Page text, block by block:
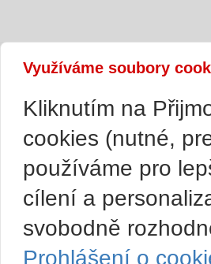
Využíváme soubory
Kliknutím na
cookies (nutné,
používáme pro
cílení a
svobodně
Prohlášení o